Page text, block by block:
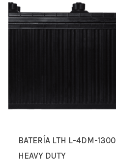
BATERÍA LTH L-4DM-1300
HEAVY DUTY